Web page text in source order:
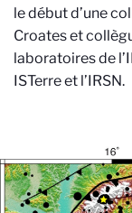
le début d’une
Croates et
laboratoires de
ISTerre et l’IRSN.